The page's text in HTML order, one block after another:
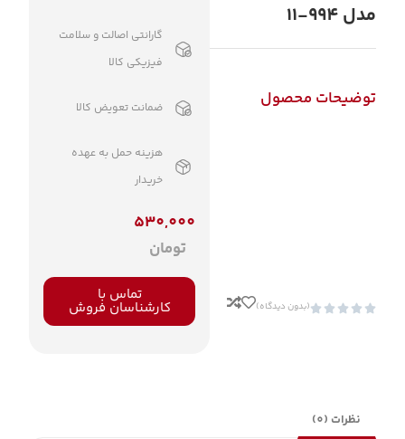
مدل 994-11
توضیحات محصول




(بدون دیدگاه)
گارانتی اصالت و سلامت
فیزیکی کالا
ضمانت تعویض کالا
هزینه حمل به عهده
خریدار
530,000
تومان
تماس با
کارشناسان فروش
نظرات (0)